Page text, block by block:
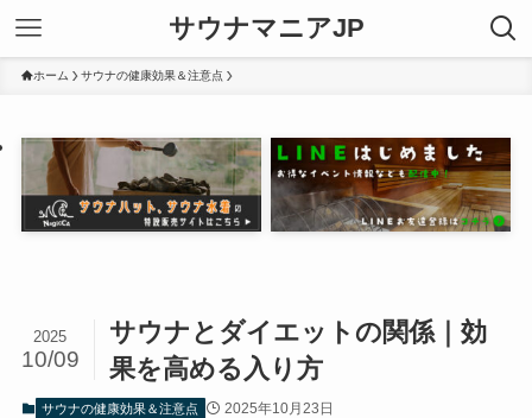
サウナマニアJP
ホーム サウナの健康効果＆注意点
サウナとダイエットの関係｜効
果を高める入り方
2025
10/09
サウナの健康効果＆注意点 2025年10月23日